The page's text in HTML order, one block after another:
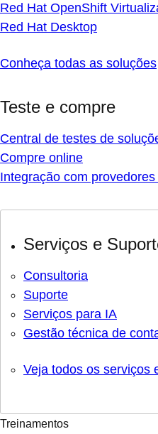
Red Hat OpenShift
Red Hat Desktop
Conheça todas as soluções
Teste e compre
Central de testes de
Compre online
Integração com
Serviços e
Consultoria
Suporte
Serviços para IA
Gestão técnica de
Veja todos os serviços
Treinamentos